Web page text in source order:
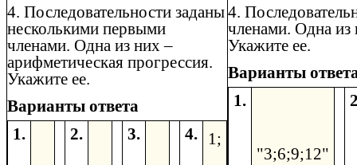
4. Последовательности заданы
несколькими первыми
членами. Одна из них –
арифметическая прогрессия.
Укажите ее.
Варианты ответа
1.
2. 3. 4. 1;
4.
членами. Одна
Укажите ее.
Варианты
1.
"3;6;9;12"